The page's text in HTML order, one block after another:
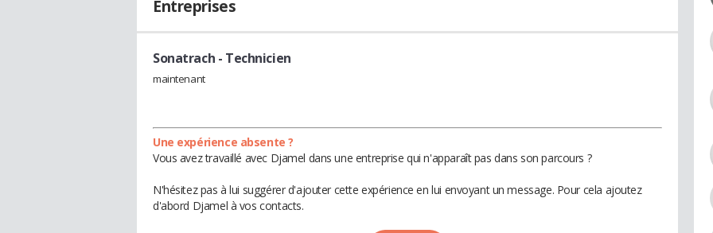
Entreprises
Sonatrach - Technicien
maintenant
Une expérience absente ?
Vous avez travaillé avec Djamel dans une entreprise qui n'apparaît pas dans son parcours ?
N'hésitez pas à lui suggérer d'ajouter cette expérience en lui envoyant un message. Pour cela ajoutez
d'abord Djamel à vos contacts.